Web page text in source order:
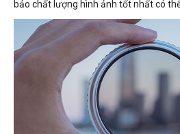
bảo chất lượng hình ảnh tốt nhất có